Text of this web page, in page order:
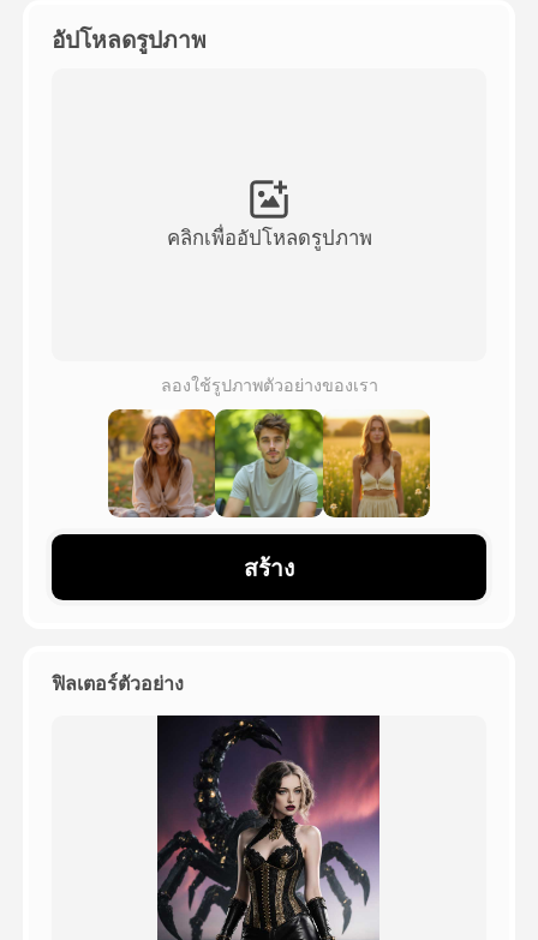
ดูเทมเพลตทั้งหมด
บล็อก
อัปโหลดรูปภาพ
คลิกเพื่ออัปโหลดรูปภาพ
ลองใช้รูปภาพตัวอย่างของเรา
สร้าง
ฟิลเตอร์ตัวอย่าง